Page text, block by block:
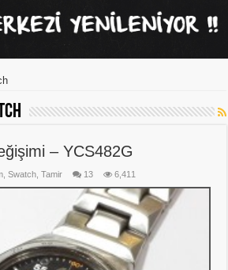
– YCS482G
,Swatch ,Tamir 13 6,411